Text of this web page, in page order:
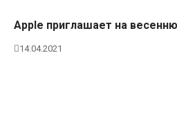
Apple приглашает на
14.04.2021